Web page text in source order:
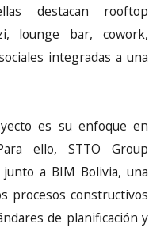
destacan rooftop
lounge bar, cowork,
integradas a una
es su enfoque en
ello, STTO Group
a BIM Bolivia, una
procesos constructivos
de planificación y